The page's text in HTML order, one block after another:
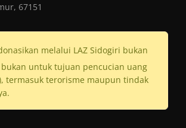
67151
melalui LAZ Sidogiri bukan
untuk tujuan pencucian uang
termasuk terorisme maupun tindak